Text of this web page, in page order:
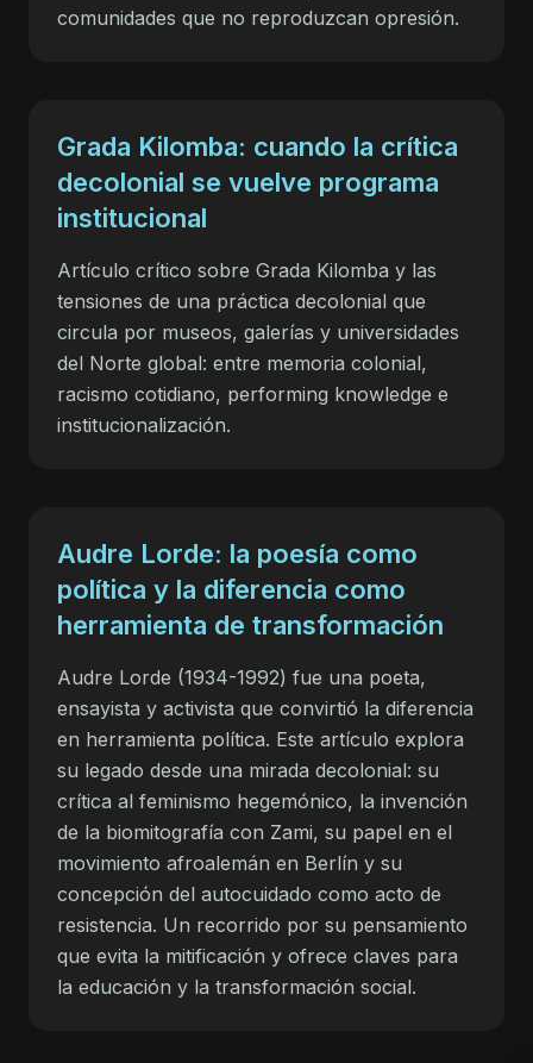
comunidades que no reproduzcan opresión.
Grada Kilomba: cuando la crítica
decolonial se vuelve programa
institucional
Artículo crítico sobre Grada Kilomba y las
tensiones de una práctica decolonial que
circula por museos, galerías y universidades
del Norte global: entre memoria colonial,
racismo cotidiano, performing knowledge e
institucionalización.
Audre Lorde: la poesía como
política y la diferencia como
herramienta de transformación
Audre Lorde (1934-1992) fue una poeta,
ensayista y activista que convirtió la diferencia
en herramienta política. Este artículo explora
su legado desde una mirada decolonial: su
crítica al feminismo hegemónico, la invención
de la biomitografía con Zami, su papel en el
movimiento afroalemán en Berlín y su
concepción del autocuidado como acto de
resistencia. Un recorrido por su pensamiento
que evita la mitificación y ofrece claves para
la educación y la transformación social.